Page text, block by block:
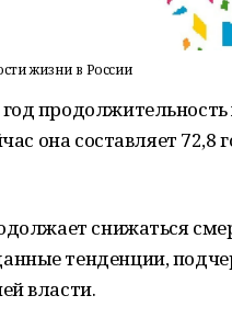
жизни в России
продолжительность
она составляет 72,8
снижаться
тенденции,
власти.